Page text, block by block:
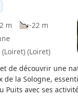
m
-22 m
(Loiret)
de découvrir une
de la Sologne,
Puits avec ses